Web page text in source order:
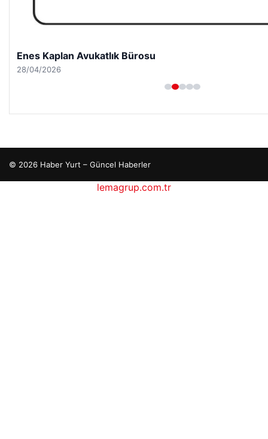
Enes Kaplan Avukatlık Bürosu
28/04/2026
© 2026 Haber Yurt – Güncel Haberler
lemagrup.com.tr